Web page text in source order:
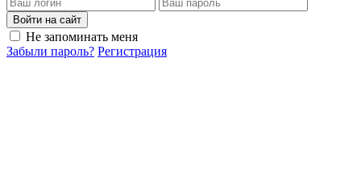
Войти на сайт
Не запоминать меня
Забыли пароль? Регистрация